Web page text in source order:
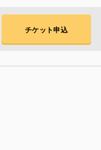
チケット申込